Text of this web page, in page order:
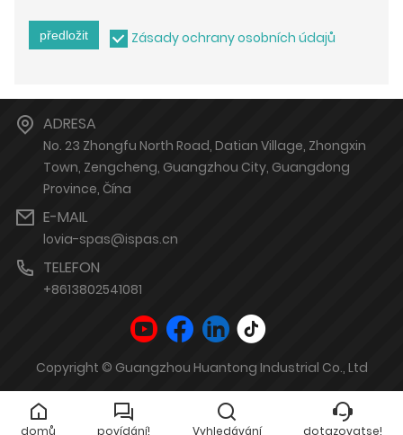
předložit Zásady ochrany osobních údajů
ADRESA
No. 23 Zhongfu North Road, Datian Village, Zhongxin
Town, Zengcheng, Guangzhou City, Guangdong
Province, Čína
E-MAIL
lovia-spas@ispas.cn
TELEFON
+8613802541081
Copyright © Guangzhou Huantong Industrial Co., Ltd
domů povídání! Vyhledávání dotazovatse!